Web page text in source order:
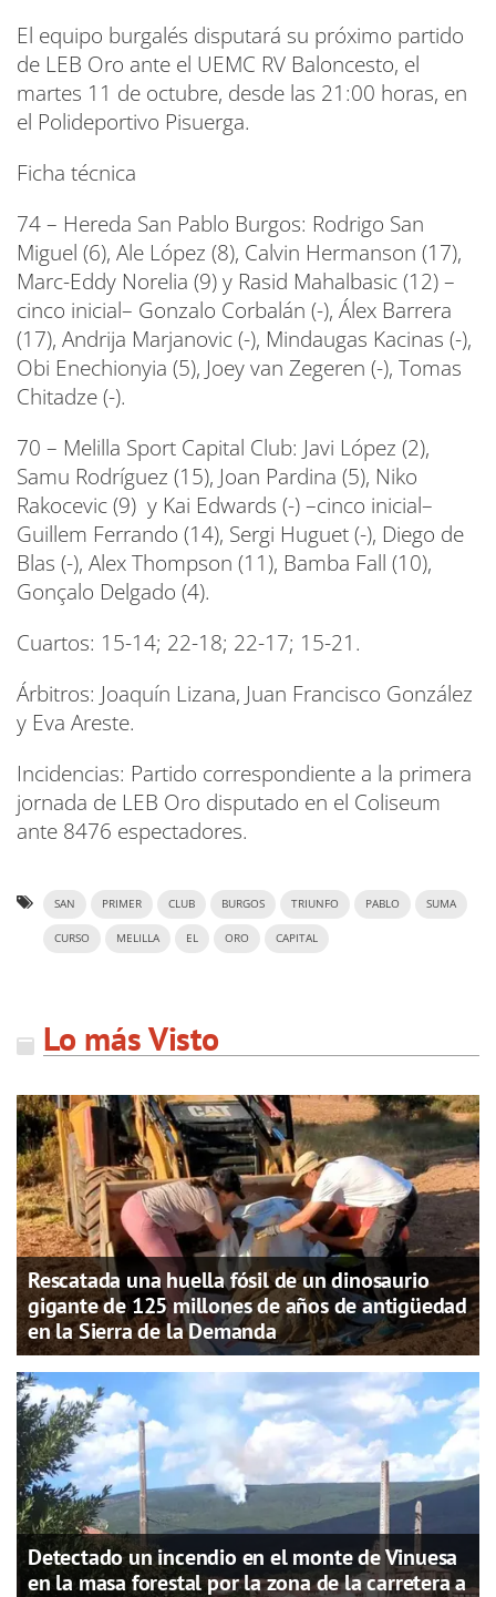
El equipo burgalés disputará su próximo partido
de LEB Oro ante el UEMC RV Baloncesto, el
martes 11 de octubre, desde las 21:00 horas, en
el Polideportivo Pisuerga.
Ficha técnica
74 – Hereda San Pablo Burgos: Rodrigo San
Miguel (6), Ale López (8), Calvin Hermanson (17),
Marc-Eddy Norelia (9) y Rasid Mahalbasic (12) –
cinco inicial– Gonzalo Corbalán (-), Álex Barrera
(17), Andrija Marjanovic (-), Mindaugas Kacinas (-),
Obi Enechionyia (5), Joey van Zegeren (-), Tomas
Chitadze (-).
70 – Melilla Sport Capital Club: Javi López (2),
Samu Rodríguez (15), Joan Pardina (5), Niko
Rakocevic (9) y Kai Edwards (-) –cinco inicial–
Guillem Ferrando (14), Sergi Huguet (-), Diego de
Blas (-), Alex Thompson (11), Bamba Fall (10),
Gonçalo Delgado (4).
Cuartos: 15-14; 22-18; 22-17; 15-21.
Árbitros: Joaquín Lizana, Juan Francisco González
y Eva Areste.
Incidencias: Partido correspondiente a la primera
jornada de LEB Oro disputado en el Coliseum
ante 8476 espectadores.
SAN PRIMER CLUB BURGOS TRIUNFO PABLO SUMA
CURSO MELILLA EL ORO CAPITAL
Lo más Visto
Rescatada una huella fósil de un dinosaurio
gigante de 125 millones de años de antigüedad
en la Sierra de la Demanda
Detectado un incendio en el monte de Vinuesa
en la masa forestal por la zona de la carretera a